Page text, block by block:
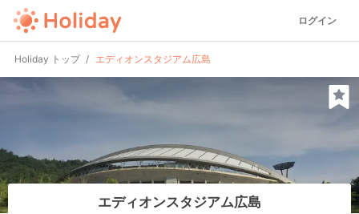
ログイン
Holiday トップ エディオンスタジアム広島
エディオンスタジアム広島